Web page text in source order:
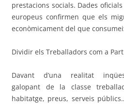
prestacions socials. Dades
europeus confirmen que els
econòmicament del que
Dividir els Treballadors com a
Davant d’una realitat
galopant de la classe
habitatge, preus, serveis